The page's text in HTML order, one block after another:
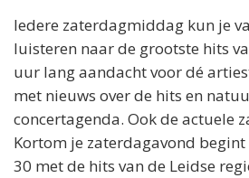
Iedere zaterdagmiddag kun je
luisteren naar de grootste hits
uur lang aandacht voor dé
met nieuws over de hits en
concertagenda. Ook de actuele
Kortom je zaterdagavond
30 met de hits van de Leidse